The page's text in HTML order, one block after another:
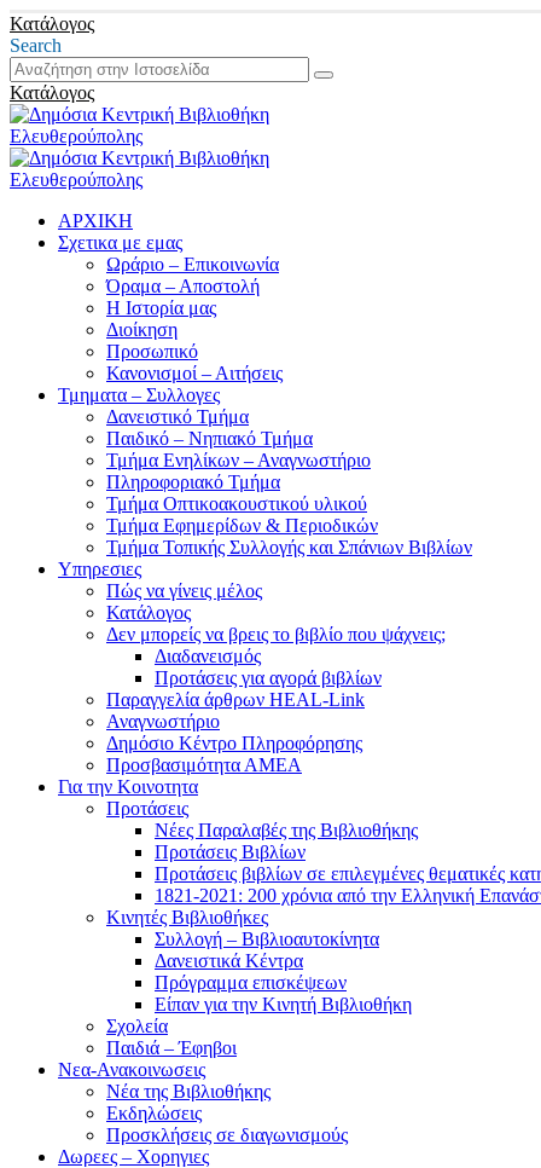
Κατάλογος
Search
Κατάλογος
ΑΡΧΙΚΗ
Σχετικα με εμας
Ωράριο – Επικοινωνία
Όραμα – Αποστολή
Η Ιστορία μας
Διοίκηση
Προσωπικό
Κανονισμοί – Αιτήσεις
Τμηματα – Συλλογες
Δανειστικό Τμήμα
Παιδικό – Νηπιακό Τμήμα
Τμήμα Ενηλίκων – Αναγνωστήριο
Πληροφοριακό Τμήμα
Τμήμα Οπτικοακουστικού υλικού
Τμήμα Εφημερίδων & Περιοδικών
Τμήμα Τοπικής Συλλογής και Σπάνιων Βιβλίων
Υπηρεσιες
Πώς να γίνεις μέλος
Κατάλογος
Δεν μπορείς να βρεις το βιβλίο που ψάχνεις;
Διαδανεισμός
Προτάσεις για αγορά βιβλίων
Παραγγελία άρθρων HEAL-Link
Αναγνωστήριο
Δημόσιο Κέντρο Πληροφόρησης
Προσβασιμότητα ΑΜΕΑ
Για την Κοινοτητα
Προτάσεις
Νέες Παραλαβές της Βιβλιοθήκης
Προτάσεις Βιβλίων
Προτάσεις βιβλίων σε επιλεγμένες θεματικές
1821-2021: 200 χρόνια από την Ελληνική
Κινητές Βιβλιοθήκες
Συλλογή – Βιβλιοαυτοκίνητα
Δανειστικά Κέντρα
Πρόγραμμα επισκέψεων
Είπαν για την Κινητή Βιβλιοθήκη
Σχολεία
Παιδιά – Έφηβοι
Νεα-Ανακοινωσεις
Νέα της Βιβλιοθήκης
Εκδηλώσεις
Προσκλήσεις σε διαγωνισμούς
Δωρεες – Χορηγιες